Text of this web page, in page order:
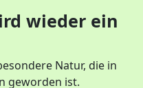
wieder ein
Natur, die in
geworden ist.